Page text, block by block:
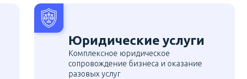
Юридические услуги
Комплексное юридическое
сопровождение бизнеса и оказание
разовых услуг